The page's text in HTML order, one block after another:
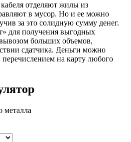
отделяют жилы из
в мусор. Но и ее можно
за это солидную сумму денег.
для получения выгодных
больших объемов,
сдатчика. Деньги можно
на карту любого
металла